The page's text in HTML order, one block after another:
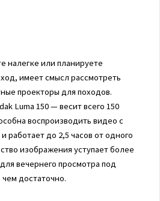
налегке или планируете
имеет смысл рассмотреть
проекторы для походов.
Luma 150 — весит всего 150
воспроизводить видео с
работает до 2,5 часов от одного
изображения уступает более
вечернего просмотра под
достаточно.